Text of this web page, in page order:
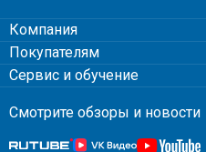
Компания
Покупателям
Сервис и обучение
Смотрите обзоры и новости